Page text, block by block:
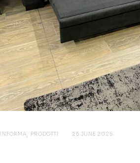
INFORMA PRODOTTI 26 JUNE 2025